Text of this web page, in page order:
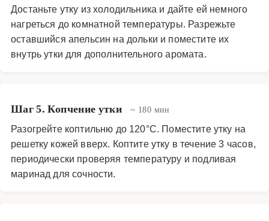
Достаньте утку из холодильника и дайте ей немного
нагреться до комнатной температуры. Разрежьте
оставшийся апельсин на дольки и поместите их
внутрь утки для дополнительного аромата.
Шаг 5. Копчение утки ~ 180 мин
Разогрейте коптильню до 120°C. Поместите утку на
решетку кожей вверх. Коптите утку в течение 3 часов,
периодически проверяя температуру и подливая
маринад для сочности.